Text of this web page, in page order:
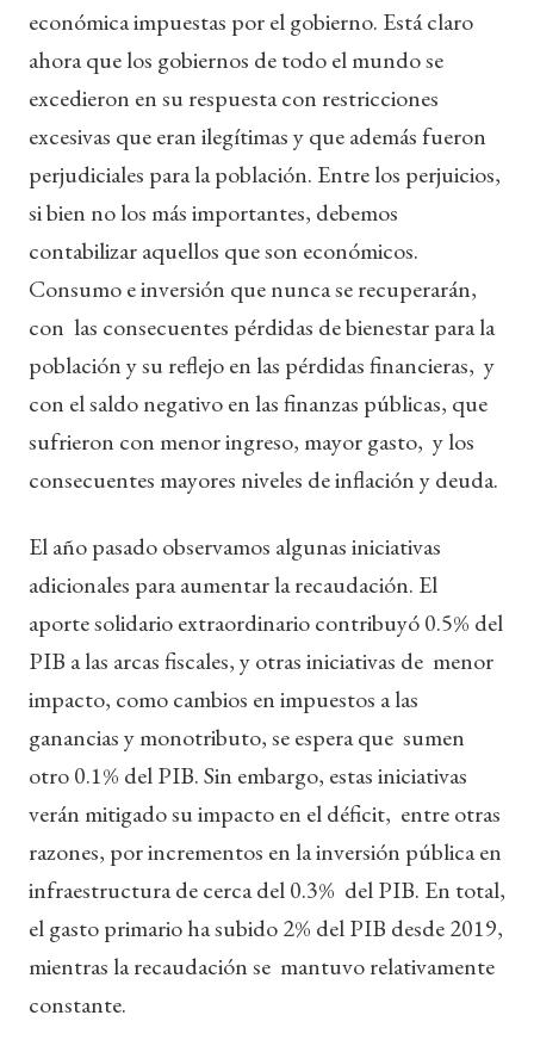
económica impuestas por el gobierno. Está claro
ahora que los gobiernos de todo el mundo se
excedieron en su respuesta con restricciones
excesivas que eran ilegítimas y que además fueron
perjudiciales para la población. Entre los perjuicios,
si bien no los más importantes, debemos
contabilizar aquellos que son económicos.
Consumo e inversión que nunca se recuperarán,
con las consecuentes pérdidas de bienestar para la
población y su reflejo en las pérdidas financieras, y
con el saldo negativo en las finanzas públicas, que
sufrieron con menor ingreso, mayor gasto, y los
consecuentes mayores niveles de inflación y deuda.
El año pasado observamos algunas iniciativas
adicionales para aumentar la recaudación. El
aporte solidario extraordinario contribuyó 0.5% del
PIB a las arcas fiscales, y otras iniciativas de menor
impacto, como cambios en impuestos a las
ganancias y monotributo, se espera que sumen
otro 0.1% del PIB. Sin embargo, estas iniciativas
verán mitigado su impacto en el déficit, entre otras
razones, por incrementos en la inversión pública en
infraestructura de cerca del 0.3% del PIB. En total,
el gasto primario ha subido 2% del PIB desde 2019,
mientras la recaudación se mantuvo relativamente
constante.